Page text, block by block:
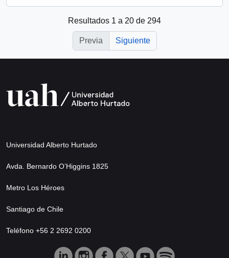
Resultados 1 a 20 de 294
Previa Siguiente
Universidad Alberto Hurtado
Avda. Bernardo O’Higgins 1825
Metro Los Héroes
Santiago de Chile
Teléfono +56 2 2692 0200